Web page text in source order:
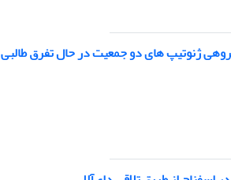
ژنوتیپ های دو جمعیت در حال تفرق طالبی